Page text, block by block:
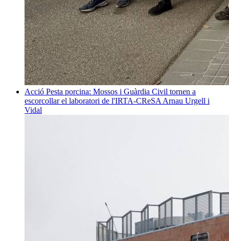
Acció Pesta porcina: Mossos i Guàrdia Civil tornen a
escorcollar el laboratori de l'IRTA-CReSA Arnau Urgell i
Vidal